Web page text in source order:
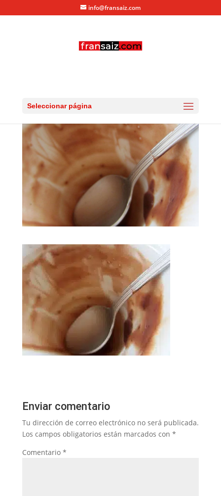
info@fransaiz.com
Seleccionar página
Enviar comentario
Tu dirección de correo electrónico no será publicada.
Los campos obligatorios están marcados con *
Comentario *